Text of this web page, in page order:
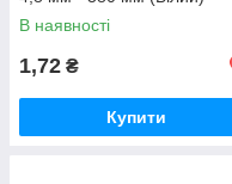
В наявності
1,72 ₴
Купити